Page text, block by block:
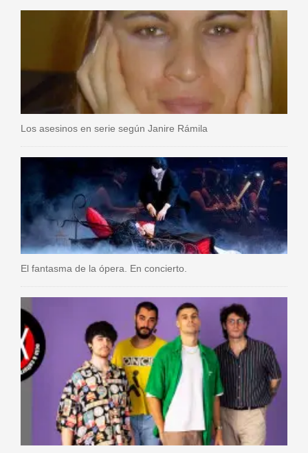
Los asesinos en serie según Janire Rámila
El fantasma de la ópera. En concierto.